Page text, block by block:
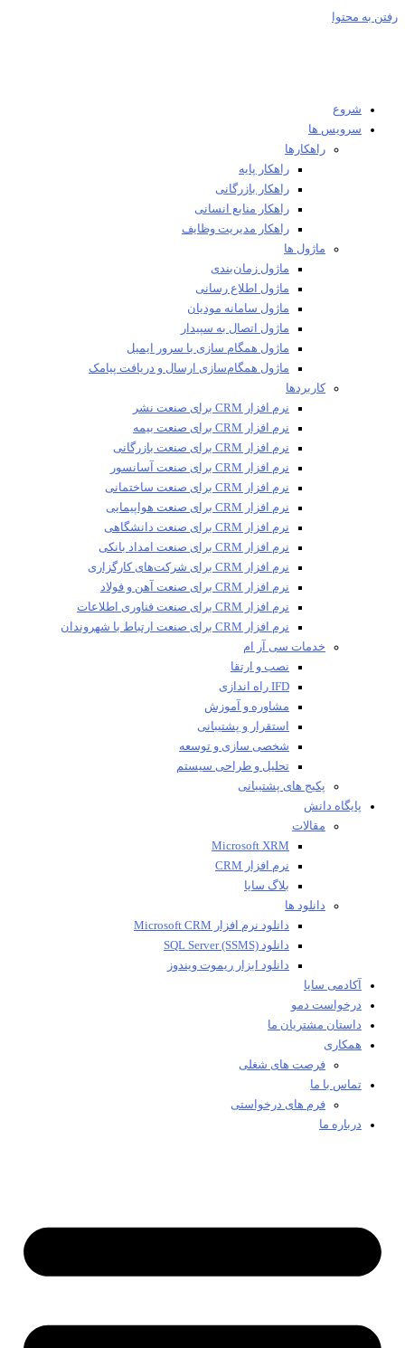
به محتوا
شروع
سرویس ها
راهکارها
راهکار پایه
راهکار بازرگانی
راهکار منابع انسانی
راهکار مدیریت وظایف
ماژول ها
ماژول زمان‌بندی
ماژول اطلاع رسانی
ماژول سامانه مودیان
ماژول اتصال به سپیدار
ماژول همگام سازی با سرور ایمیل
ماژول همگام‌سازی ارسال و دریافت پیامک
کاربردها
نرم افزار CRM برای صنعت نشر
نرم افزار CRM برای صنعت بیمه
نرم افزار CRM برای صنعت بازرگانی
نرم افزار CRM برای صنعت آسانسور
نرم افزار CRM برای صنعت ساختمانی
نرم افزار CRM برای صنعت هواپیمایی
نرم افزار CRM برای صنعت دانشگاهی
نرم افزار CRM برای صنعت امداد بانکی
نرم افزار CRM برای شرکت‌های کارگزاری
نرم افزار CRM برای صنعت آهن و فولاد
نرم افزار CRM برای صنعت فناوری اطلاعات
نرم افزار CRM برای صنعت ارتباط با شهروندان
خدمات سی آر ام
نصب و ارتقا
IFD راه اندازی
مشاوره و آموزش
استقرار و پشتیبانی
شخصی سازی و توسعه
تحلیل و طراحی سیستم
پکیج های پشتیبانی
پایگاه دانش
مقالات
Microsoft XRM
نرم افزار CRM
بلاگ سایا
دانلود ها
دانلود نرم افزار Microsoft CRM
دانلود SQL Server (SSMS)
دانلود ابزار ریموت ویندوز
آکادمی سایا
درخواست دمو
داستان مشتریان ما
همکاری
فرصت های شغلی
تماس با ما
فرم های درخواستی
درباره ما